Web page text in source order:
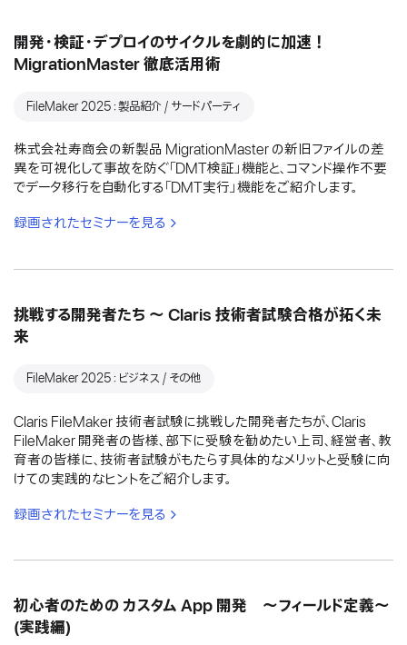
開発・検証・デプロイのサイクルを劇的に加速！
MigrationMaster 徹底活用術
FileMaker 2025：製品紹介 / サードパーティ
株式会社寿商会の新製品 MigrationMaster の新旧ファイルの差
異を可視化して事故を防ぐ「DMT検証」機能と、コマンド操作不要
でデータ移行を自動化する「DMT実行」機能をご紹介します。
録画されたセミナーを見る
挑戦する開発者たち 〜 Claris 技術者試験合格が拓く未
来
FileMaker 2025：ビジネス / その他
Claris FileMaker 技術者試験に挑戦した開発者たちが、Claris
FileMaker 開発者の皆様、部下に受験を勧めたい上司、経営者、教
育者の皆様に、技術者試験がもたらす具体的なメリットと受験に向
けての実践的なヒントをご紹介します。
録画されたセミナーを見る
初心者のための カスタム App 開発 〜フィールド定義〜
(実践編)